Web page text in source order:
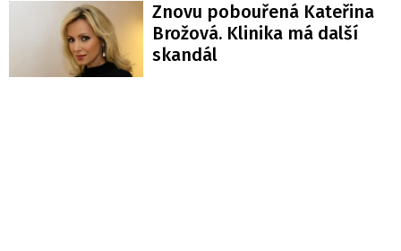
Znovu pobouřená Kateřina
Brožová. Klinika má další
skandál